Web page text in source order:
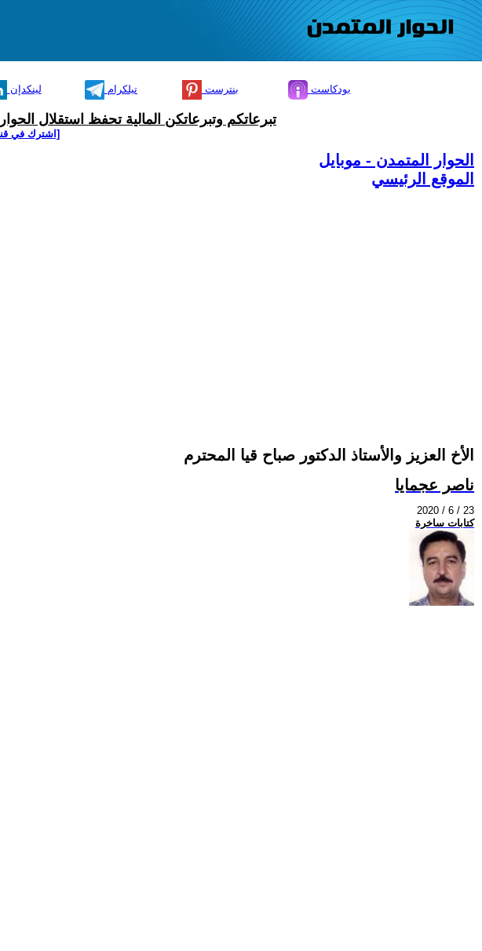
لينكدإن تيلكرام بنترست بودكاست
تبرعاتكم وتبرعاتكن المالية تحفظ استقلال
[اشترك في
الحوار المتمدن - موبايل
الموقع الرئيسي
الأخ العزيز والأستاذ الدكتور صباح قيا المحترم
ناصر عجمايا
2020 / 6 / 23
كتابات ساخرة